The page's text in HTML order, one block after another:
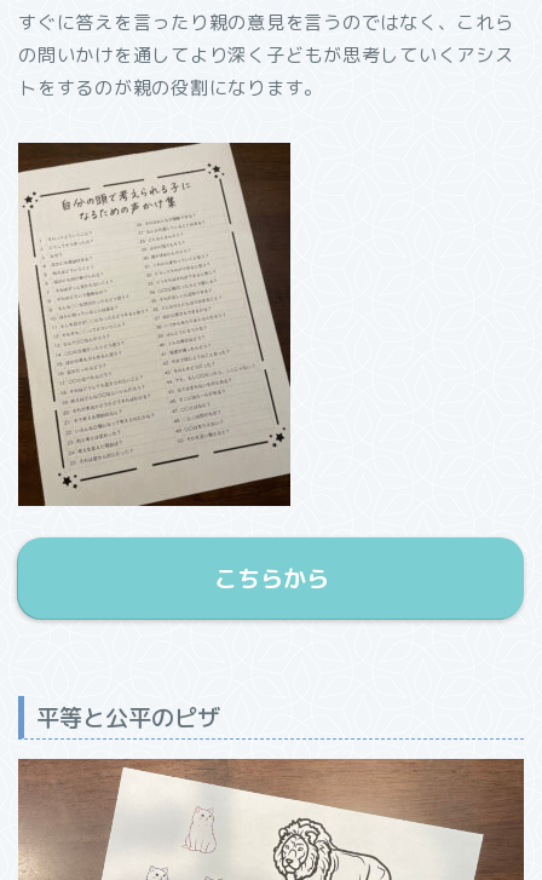
すぐに答えを言ったり親の意見を言うのではなく、これら
の問いかけを通してより深く子どもが思考していくアシス
トをするのが親の役割になります。
こちらから
平等と公平のピザ